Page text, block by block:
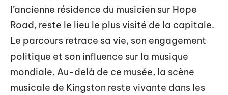
l’ancienne résidence du musicien sur Hope
Road, reste le lieu le plus visité de la capitale.
Le parcours retrace sa vie, son engagement
politique et son influence sur la musique
mondiale. Au-delà de ce musée, la scène
musicale de Kingston reste vivante dans les